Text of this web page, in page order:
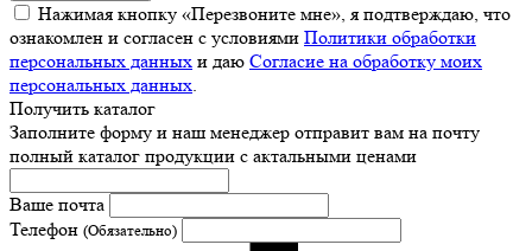
Нажимая кнопку «Перезвоните мне», я подтверждаю, что
ознакомлен и согласен с условиями Политики обработки
персональных данных и даю Согласие на обработку моих
персональных данных
Получить каталог
Заполните форму и наш менеджер отправит вам на почту
полный каталог продукции с актальными ценами
Ваше почта
Телефон (Обязательно)